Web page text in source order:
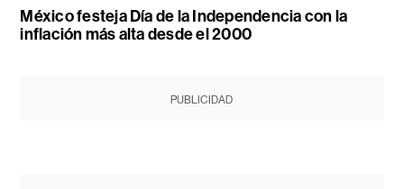
México festeja Día de la Independencia con la
inflación más alta desde el 2000
PUBLICIDAD